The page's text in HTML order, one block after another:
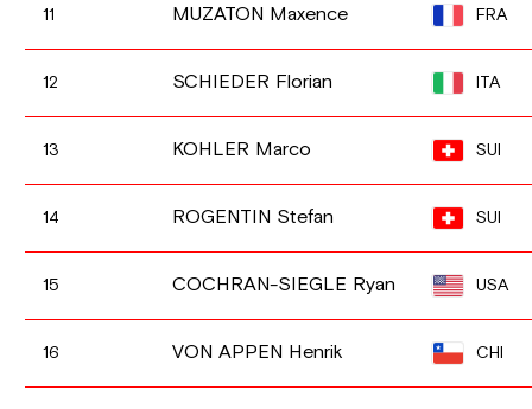
11 MUZATON Maxence FRA
12 SCHIEDER Florian ITA
13 KOHLER Marco SUI
14 ROGENTIN Stefan SUI
15 COCHRAN-SIEGLE Ryan USA
16 VON APPEN Henrik CHI